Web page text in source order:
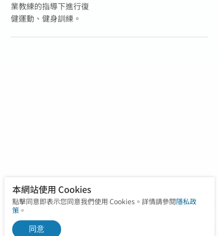
業教練的指導下進行復
健運動、健身訓練。
本網站使用 Cookies
點擊同意即表示您同意我們使用 Cookies。詳情請參閱隱私政
策。
同意